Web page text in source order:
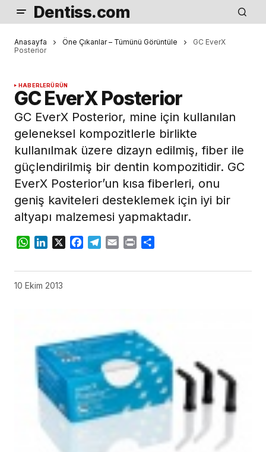
Dentiss.com
Anasayfa Öne Çıkanlar – Tümünü Görüntüle
GC EverX
Posterior
HABERLERÜRÜN
GC EverX Posterior
GC EverX Posterior, mine için kullanılan
geleneksel kompozitlerle birlikte
kullanılmak üzere dizayn edilmiş, fiber ile
güçlendirilmiş bir dentin kompozitidir. GC
EverX Posterior’un kısa fiberleri, onu
geniş kaviteleri desteklemek için iyi bir
altyapı malzemesi yapmaktadır.
WhatsApp
LinkedIn
X Facebook
Telegram
Email Print
10 Ekim 2013